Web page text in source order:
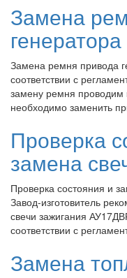
Замена
генератора
Замена ремня привода
соответствии с
замену ремня проводим
необходимо заменить
Проверка
замена
Проверка состояния и
Завод-изготовитель
свечи зажигания
соответствии с
Замена